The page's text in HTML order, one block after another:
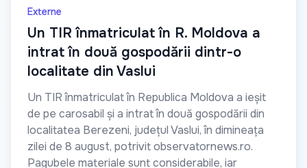
Externe
Un TIR înmatriculat în R. Moldova a
intrat în două gospodării dintr-o
localitate din Vaslui
Un TIR înmatriculat în Republica Moldova a ieșit
de pe carosabil și a intrat în două gospodării din
localitatea Berezeni, județul Vaslui, în dimineața
zilei de 8 august, potrivit observatornews.ro.
Pagubele materiale sunt considerabile, iar